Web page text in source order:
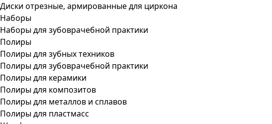
Диски отрезные, армированные для циркона
Наборы
Наборы для зубоврачебной практики
Полиры
Полиры для зубных техников
Полиры для зубоврачебной практики
Полиры для керамики
Полиры для композитов
Полиры для металлов и сплавов
Полиры для пластмасс